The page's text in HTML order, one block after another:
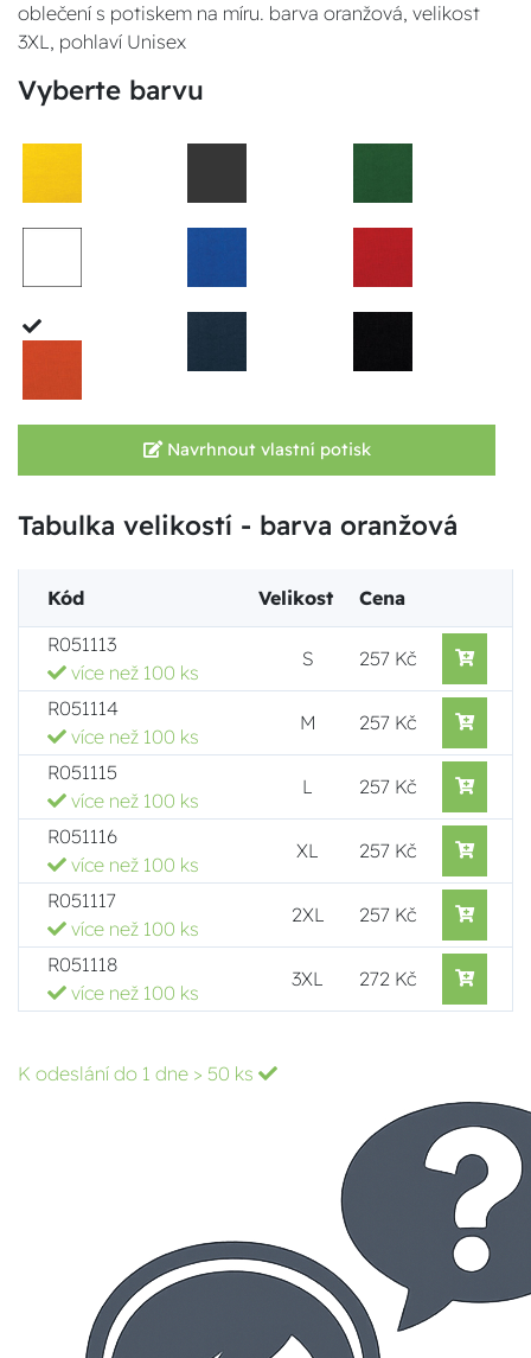
oblečení s potiskem na míru. barva oranžová, velikost
3XL, pohlaví Unisex
Vyberte barvu
Navrhnout vlastní potisk
Tabulka velikostí - barva oranžová
Kód Velikost
Cena
R051113
více než 100 ks
S 257 Kč
R051114
více než 100 ks
M 257 Kč
R051115
více než 100 ks
L 257 Kč
R051116
více než 100 ks
XL 257 Kč
R051117
více než 100 ks
2XL 257 Kč
R051118
více než 100 ks
3XL 272 Kč
K odeslání do 1 dne > 50 ks